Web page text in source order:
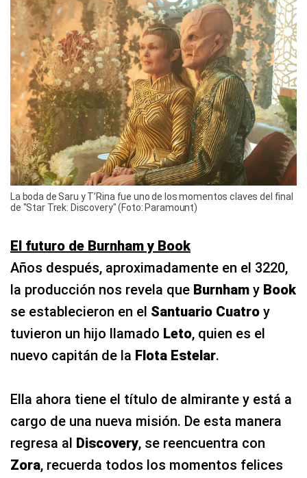
La boda de Saru y T’Rina fue uno de los momentos claves del final
de "Star Trek: Discovery" (Foto: Paramount)
El futuro de Burnham y Book
Años después, aproximadamente en el 3220,
la producción nos revela que Burnham y Book
se establecieron en el Santuario Cuatro y
tuvieron un hijo llamado Leto, quien es el
nuevo capitán de la Flota Estelar.
Ella ahora tiene el título de almirante y está a
cargo de una nueva misión. De esta manera
regresa al Discovery, se reencuentra con
Zora, recuerda todos los momentos felices